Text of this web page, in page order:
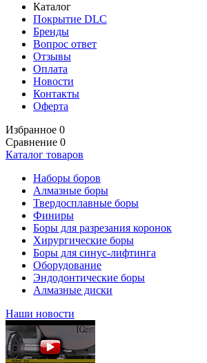
Каталог
Покрытие DLC
Бренды
Вопрос ответ
Отзывы
Оплата
Новости
Контакты
Оферта
Избранное 0
Сравнение 0
Каталог товаров
Наборы боров
Алмазные боры
Твердосплавные боры
Финиры
Боры для разрезания коронок
Хирургические боры
Боры для синус-лифтинга
Оборудование
Эндодонтические боры
Алмазные диски
Наши новости